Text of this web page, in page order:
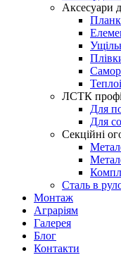
Аксесуари
ЛСТК
Для
Для
Секційні
Сталь в
Монтаж
Аграріям
Галерея
Блог
Контакти